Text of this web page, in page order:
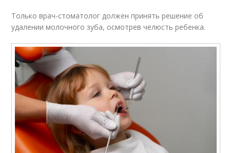
Только врач-стоматолог должен принять решение об
удалении молочного зуба, осмотрев челюсть ребенка.